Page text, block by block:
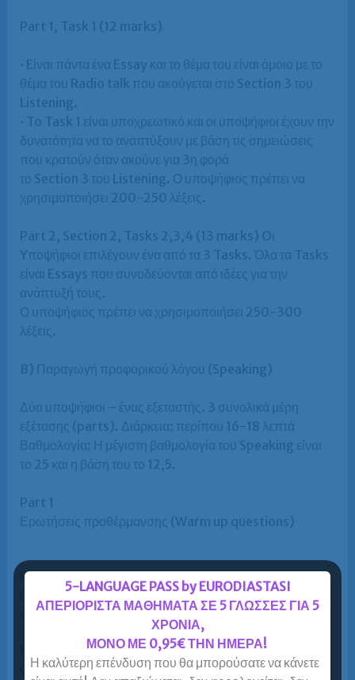
Part 1, Task 1 (12 marks)
· Eίναι πάντα ένα Essay και το θέμα του είναι όμοιο με το
θέμα του Radio talk που ακούγεται στο Section 3 του
Listening.
· To Task 1 είναι υποχρεωτικό και οι υποψήφιοι έχουν την
δυνατότητα να το αναπτύξουν με βάση τις σημειώσεις
που κρατούν όταν ακούνε για 3η φορά
το Section 3 του Listening. Ο υποψήφιος πρέπει να
χρησιμοποιήσει 200-250 λέξεις.
Part 2, Section 2, Tasks 2,3,4 (13 marks) Oι
Yποψήφιοι επιλέγουν ένα από τα 3 Tasks. Όλα τα Tasks
είναι Essays που συνοδεύονται από ιδέες για την
ανάπτυξή τους.
Ο υποψήφιος πρέπει να χρησιμοποιήσει 250-300
λέξεις.
B) Παραγωγή προφορικού λόγου (Speaking)
Δύο υποψήφιοι – ένας εξεταστής. 3 συνολικά μέρη
εξέτασης (parts). Διάρκεια: περίπου 16-18 λεπτά
Βαθμολογία: Η μέγιστη βαθμολογία του Speaking είναι
το 25 και η βάση του το 12,5.
Part 1
Ερωτήσεις προθέρμανσης (Warm up questions)
Part 2
Οι υποψήφιοι μιλούν για 1 από τα 5 θέματα που έχουν
επιλέξει και προετοιμάσει.
Οι υποψήφιοι απαντούν σε μία ερώτηση που σχετίζεται
5-LANGUAGE PASS by EURODIASTASI
ΑΠΕΡΙΟΡΙΣΤΑ ΜΑΘΗΜΑΤΑ ΣΕ 5 ΓΛΩΣΣΕΣ ΓΙΑ 5
ΧΡΟΝΙΑ,
ΜΟΝΟ ΜΕ 0,95€ ΤΗΝ ΗΜΕΡΑ!
Η καλύτερη επένδυση που θα μπορούσατε να κάνετε